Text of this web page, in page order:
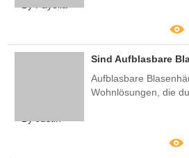
Aufblasbare
Wohnlösungen, die